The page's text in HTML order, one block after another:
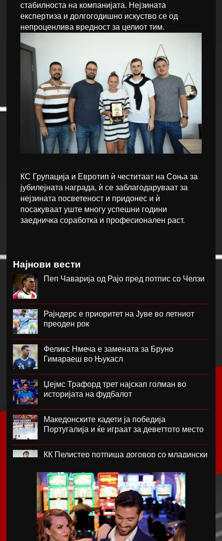
стабилноста на компанијата. Нејзината
експертиза и долгогодишно искуство се од
непроценлива вредност за целиот тим.
КС Групација и Евротип ѝ честитаат на Соња за
јубилејната награда, ѝ се заблагодаруваат за
нејзината посветеност и придонес и ѝ
посакуваат уште многу успешни години
заедничка соработка и професионален раст.
Најнови вести
Пеп Чаварија од Рајо пред потпис со Челзи
Рајндерс е приоритет на Јуве во летниот
преоден рок
Феликс Нмеча е замената за Бруно
Гимараеш во Њукасл
Џејмс Трафорд трет најскап голман во
историјата на фудбалот
Македонските кадети ја победија
Португалија и ќе играат за деветтото место
КК Пелистер потпиша договор со младински
Магнес Аклиуш официјално претставен во
Париз
Мики ван де Вен се согласи на нов договор
со Тотенхем